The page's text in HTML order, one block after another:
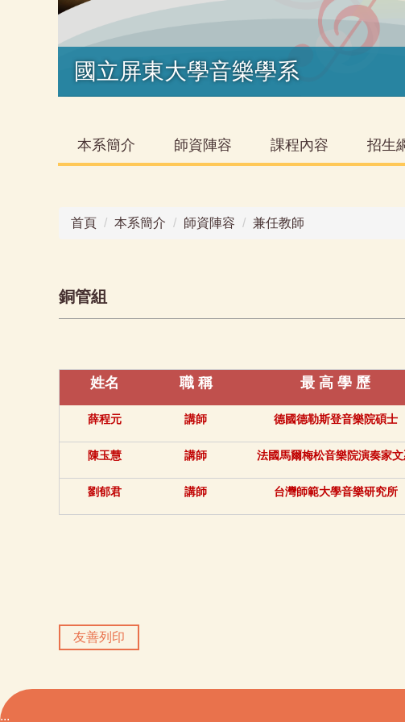
國立屏東大學音樂學系
本系簡介 師資陣容 課程內容 招生
首頁 本系簡介 師資陣容 兼任教師
銅管組
姓名 職 稱 最 高 學 歷
薛程元 講師 德國德勒斯登音樂院碩士
陳玉慧 講師 法國馬爾梅松音樂院演奏家文
劉郁君 講師 台灣師範大學音樂研究所
友善列印